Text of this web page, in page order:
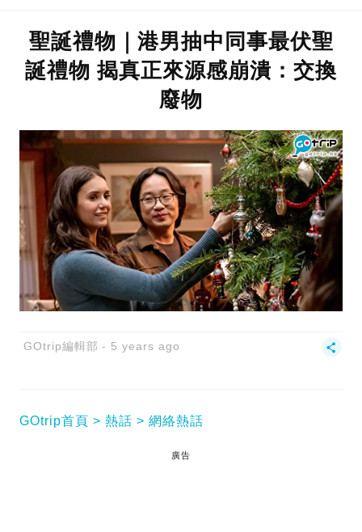
聖誕禮物｜港男抽中同事最伏聖
誕禮物 揭真正來源感崩潰：交換
廢物
GOtrip編輯部 5 years ago
GOtrip首頁 熱話 網絡熱話
廣告